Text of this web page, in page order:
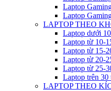
Laptop
Laptop
LAPTOP THEO
Laptop dưới
Laptop từ 10-
Laptop từ 15-
Laptop từ 20-
Laptop từ 25-
Laptop trên 30
LAPTOP THEO